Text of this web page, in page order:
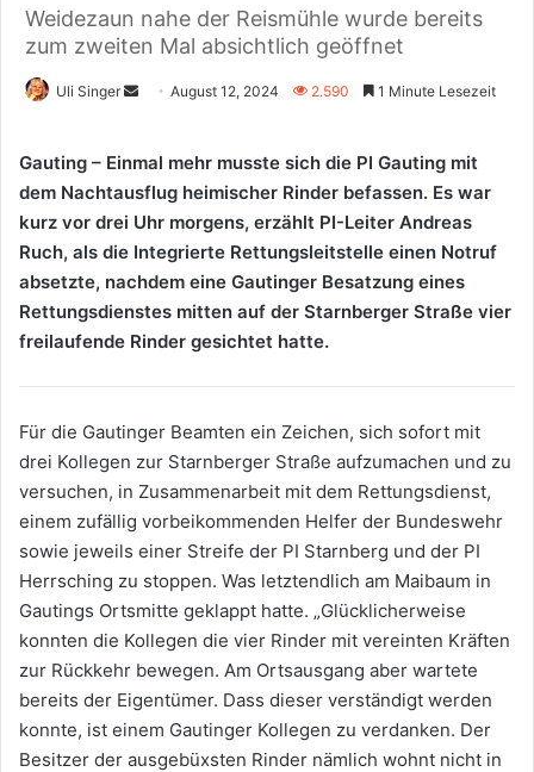
Weidezaun nahe der Reismühle wurde bereits
zum zweiten Mal absichtlich geöffnet
Uli Singer
Sende
E-
Mail
August 12, 2024 2.590 1 Minute Lesezeit
Gauting – Einmal mehr musste sich die PI Gauting mit
dem Nachtausflug heimischer Rinder befassen. Es war
kurz vor drei Uhr morgens, erzählt PI-Leiter Andreas
Ruch, als die Integrierte Rettungsleitstelle einen Notruf
absetzte, nachdem eine Gautinger Besatzung eines
Rettungsdienstes mitten auf der Starnberger Straße vier
freilaufende Rinder gesichtet hatte.
Für die Gautinger Beamten ein Zeichen, sich sofort mit
drei Kollegen zur Starnberger Straße aufzumachen und zu
versuchen, in Zusammenarbeit mit dem Rettungsdienst,
einem zufällig vorbeikommenden Helfer der Bundeswehr
sowie jeweils einer Streife der PI Starnberg und der PI
Herrsching zu stoppen. Was letztendlich am Maibaum in
Gautings Ortsmitte geklappt hatte. „Glücklicherweise
konnten die Kollegen die vier Rinder mit vereinten Kräften
zur Rückkehr bewegen. Am Ortsausgang aber wartete
bereits der Eigentümer. Dass dieser verständigt werden
konnte, ist einem Gautinger Kollegen zu verdanken. Der
Besitzer der ausgebüxsten Rinder nämlich wohnt nicht in